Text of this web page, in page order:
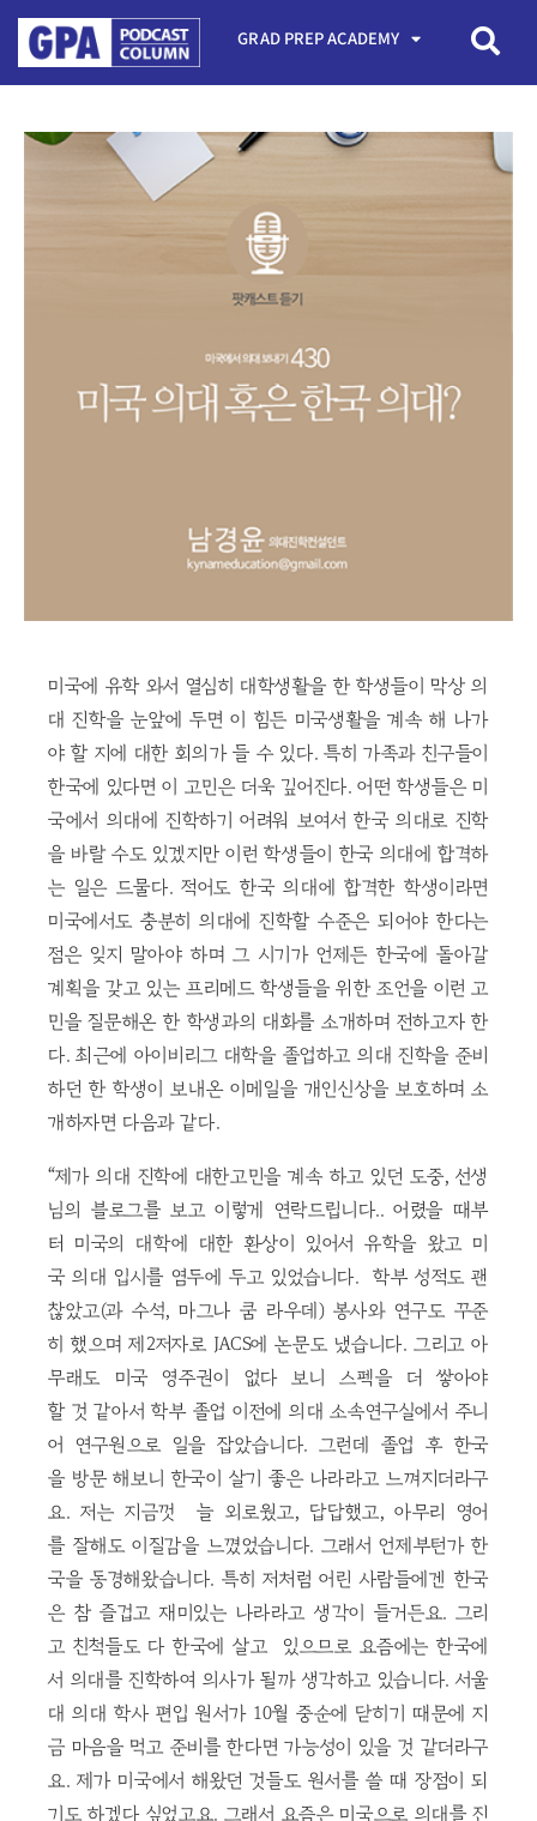
GRAD PREP ACADEMY
미국에 유학 와서 열심히 대학생활을 한 학생들이 막상 의
대 진학을 눈앞에 두면 이 힘든 미국생활을 계속 해 나가
야 할 지에 대한 회의가 들 수 있다. 특히 가족과 친구들이
한국에 있다면 이 고민은 더욱 깊어진다. 어떤 학생들은 미
국에서 의대에 진학하기 어려워 보여서 한국 의대로 진학
을 바랄 수도 있겠지만 이런 학생들이 한국 의대에 합격하
는 일은 드물다. 적어도 한국 의대에 합격한 학생이라면
미국에서도 충분히 의대에 진학할 수준은 되어야 한다는
점은 잊지 말아야 하며 그 시기가 언제든 한국에 돌아갈
계획을 갖고 있는 프리메드 학생들을 위한 조언을 이런 고
민을 질문해온 한 학생과의 대화를 소개하며 전하고자 한
다. 최근에 아이비리그 대학을 졸업하고 의대 진학을 준비
하던 한 학생이 보내온 이메일을 개인신상을 보호하며 소
개하자면 다음과 같다.
“제가 의대 진학에 대한고민을 계속 하고 있던 도중, 선생
님의 블로그를 보고 이렇게 연락드립니다.. 어렸을 때부
터 미국의 대학에 대한 환상이 있어서 유학을 왔고 미
국 의대 입시를 염두에 두고 있었습니다. 학부 성적도 괜
찮았고(과 수석, 마그나 쿰 라우데) 봉사와 연구도 꾸준
히 했으며 제2저자로 JACS에 논문도 냈습니다. 그리고 아
무래도 미국 영주권이 없다 보니 스펙을 더 쌓아야
할 것 같아서 학부 졸업 이전에 의대 소속연구실에서 주니
어 연구원으로 일을 잡았습니다. 그런데 졸업 후 한국
을 방문 해보니 한국이 살기 좋은 나라라고 느껴지더라구
요. 저는 지금껏 늘 외로웠고, 답답했고, 아무리 영어
를 잘해도 이질감을 느꼈었습니다. 그래서 언제부턴가 한
국을 동경해왔습니다. 특히 저처럼 어린 사람들에겐 한국
은 참 즐겁고 재미있는 나라라고 생각이 들거든요. 그리
고 친척들도 다 한국에 살고 있으므로 요즘에는 한국에
서 의대를 진학하여 의사가 될까 생각하고 있습니다. 서울
대 의대 학사 편입 원서가 10월 중순에 닫히기 때문에 지
금 마음을 먹고 준비를 한다면 가능성이 있을 것 같더라구
요. 제가 미국에서 해왔던 것들도 원서를 쓸 때 장점이 되
기도 하겠다 싶었고요. 그래서 요즘은 미국으로 의대를 진